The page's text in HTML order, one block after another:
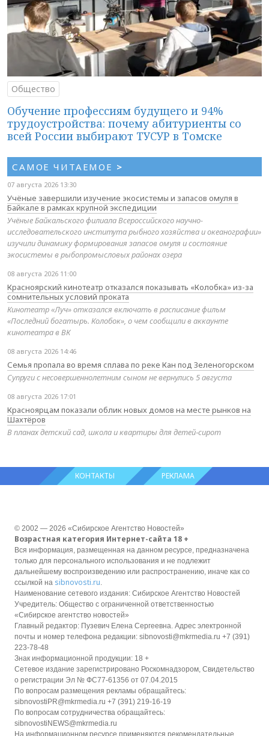
Общество
Обучение профессиям будущего и 94%
трудоустройства: почему абитуриенты со
всей России выбирают ТУСУР в Томске
САМОЕ ЧИТАЕМОЕ >
07 августа 2026 13:30
Учёные завершили изучение экосистемы и запасов омуля в
Байкале в рамках крупной экспедиции
Учёные Байкальского филиала Всероссийского научно-
исследовательского института рыбного хозяйства и океанографии»
изучили динамику формирования запасов омуля и состояние
экосистемы в рыбопромысловых районах озера
08 августа 2026 11:00
Красноярский кинотеатр отказался показывать «Колобка» из-за
сомнительных условий проката
Кинотеатр «Луч» отказался включать в расписание фильм
«Последний богатырь. Колобок», о чем сообщили в аккаунте
кинотеатра в ВК
08 августа 2026 14:46
Семья пропала во время сплава по реке Кан под Зеленогорском
Супруги с несовершеннолетним сыном не вернулись 5 августа
08 августа 2026 17:01
Красноярцам показали облик новых домов на месте рынков на
Шахтёров
В планах детский сад, школа и квартиры для детей‑сирот
КОНТАКТЫ РЕКЛАМА
© 2002 — 2026 «Сибирское Агентство Новостей»
Возрастная категория Интернет-сайта 18 +
Вся информация, размещенная на данном ресурсе, предназначена
только для персонального использования и не подлежит
дальнейшему воспроизведению или распространению, иначе как со
ссылкой на sibnovosti.ru.
Наименование сетевого издания: Сибирское Агентство Новостей
Учредитель: Общество с ограниченной ответственностью
«Сибирское агентство новостей»
Главный редактор: Пузевич Елена Сергеевна. Адрес электронной
почты и номер телефона редакции: sibnovosti@mkrmedia.ru +7 (391)
223-78-48
Знак информационной продукции: 18 +
Сетевое издание зарегистрировано Роскомнадзором, Свидетельство
о регистрации Эл № ФС77-61356 от 07.04.2015
По вопросам размещения рекламы обращайтесь:
sibnovostiPR@mkrmedia.ru +7 (391) 219-16-19
По вопросам сотрудничества обращайтесь:
sibnovostiNEWS@mkrmedia.ru